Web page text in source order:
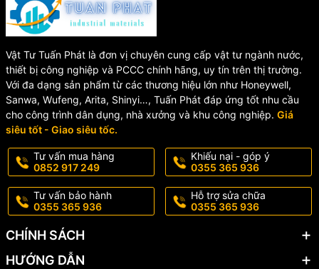
Độ bền cao
Thiết kế chắc chắn, vật liệu bền bỉ giúp tăng tuổi thọ sử dụng và
giảm chi phí bảo trì.
Ứng dụng của rọ hút PPH
SH23 / SH23-V
Rọ hút PPH được sử dụng rộng rãi trong:
Hệ thống xử lý nước công nghiệp
Hệ thống hóa chất
Nhà máy xi mạ
Hệ thống cấp thoát nước
Vật Tư Tuấn Phát là đơn vị chuyên cung cấp vật tư ngành nước,
thiết bị công nghiệp và PCCC chính hãng, uy tín trên thị trường.
Với đa dạng sản phẩm từ các thương hiệu lớn như Honeywell,
Sanwa, Wufeng, Arita, Shinyi…, Tuấn Phát đáp ứng tốt nhu cầu
cho công trình dân dụng, nhà xưởng và khu công nghiệp. Giá
siêu tốt - Giao siêu tốc.
Tư vấn mua hàng
0852 917 249
Khiếu nại - góp ý
0355 365 936
Tư vấn bảo hành
0355 365 936
Hỗ trợ sửa chữa
0355 365 936
CHÍNH SÁCH
HƯỚNG DẪN